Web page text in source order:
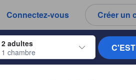
Connectez-vous Créer un
naviguer, appuyez sur Entrée pour
2 adultes
1 chambre
de dates. Utilisez les flèches du
et tous les commentaires que vous